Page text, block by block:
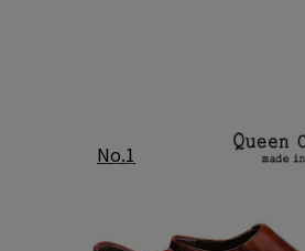
足裏にか
土踏まず
靴内環境を快適にするため